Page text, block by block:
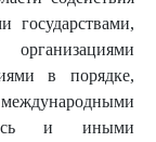
государствами,
в порядке,
и иными